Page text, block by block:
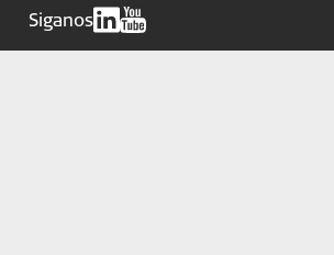
Siganos